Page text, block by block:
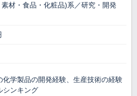
材・食品・化粧品)系／研究・開発
化学製品の開発経験、生産技術の経験
シンキング